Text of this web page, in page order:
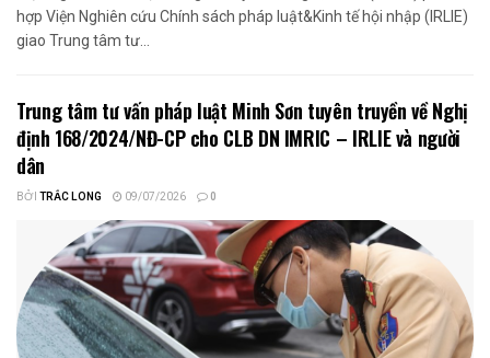
hợp Viện Nghiên cứu Chính sách pháp luật&Kinh tế hội nhập (IRLIE)
giao Trung tâm tư...
Trung tâm tư vấn pháp luật Minh Sơn tuyên truyền về Nghị
định 168/2024/NĐ-CP cho CLB DN IMRIC – IRLIE và người
dân
BỞI TRẮC LONG 09/07/2026 0